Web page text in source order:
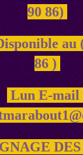
90 86)
au
86 )
Lun E-mail